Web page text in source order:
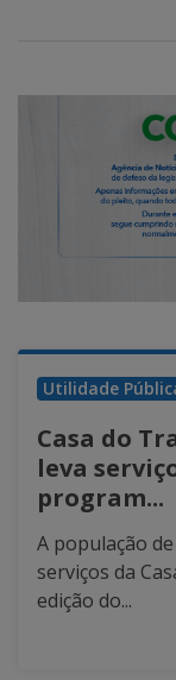
Utilidade
Casa do
leva
program...
A população
serviços da
edição do...